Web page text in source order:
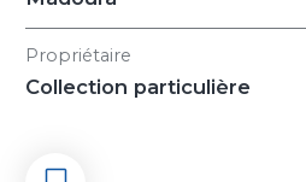
Propriétaire
Collection particulière